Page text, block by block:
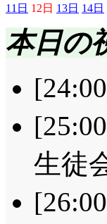
11日 12日 13日 14日
本日の
生徒